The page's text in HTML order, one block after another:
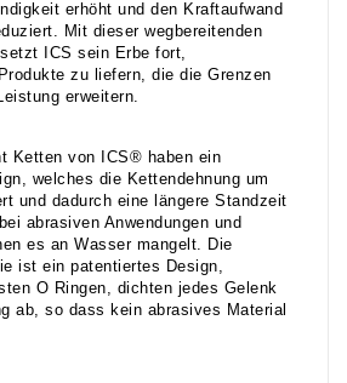
erhöht und den Kraftaufwand
Mit dieser wegbereitenden
ICS sein Erbe fort,
zu liefern, die die Grenzen
erweitern.
Ketten von ICS® haben ein
welches die Kettendehnung um
und dadurch eine längere Standzeit
abrasiven Anwendungen und
es an Wasser mangelt. Die
ist ein patentiertes Design,
O Ringen, dichten jedes Gelenk
ab, so dass kein abrasives Material